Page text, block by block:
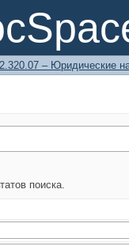
– Юридические
поиска.